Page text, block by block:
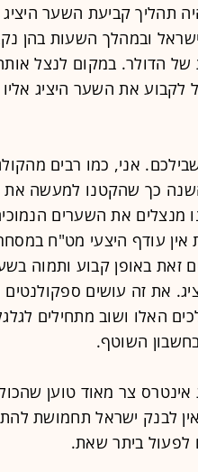
תהליך קביעת השער היציג
ובמהלך השעות בהן
הדולר. במקום לנצל
את השער היציג
אני, כמו רבים
השנה כך שהקטנו למעשה
מנצלים את השערים
אין עודף היצעי מט"ח
זאת באופן קבוע ותמוה
את זה עושים ספקולנטים
האלו ושוב מתחילים
השוטף.
צר מאוד טוען
לבנק ישראל תחמושת
לפעול ביתר שאת.